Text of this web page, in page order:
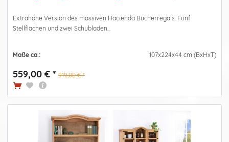
Extrahohe Version des massiven Hacienda Bücherregals. Fünf
Stellflächen und zwei Schubladen...
Maße ca.: 107x224x44 cm (BxHxT)
559,00 € * 919,00 € *